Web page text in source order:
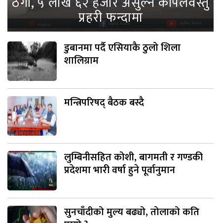
प्रहरी फन्दामा
डुबानमा पर्दै एसियाकै ठुलो शिला
शालिग्राम
मन्त्रिपरिषद् बैठक बस्दै
लुम्बिनीसहित कोशी, बागमती र गण्डकी
प्रदेशमा भारी वर्षा हुने पूर्वानुमान
सुनचाँदीको मुल्य बढ्यो, तोलाको कति